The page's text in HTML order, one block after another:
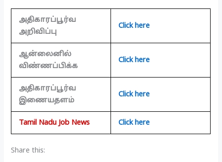
அதிகாரப்பூர்வ
அறிவிப்பு
Click here
ஆன்லைனில்
விண்ணப்பிக்க
Click here
அதிகாரப்பூர்வ
இணையதளம்
Click here
Tamil Nadu Job News Click here
Share this: